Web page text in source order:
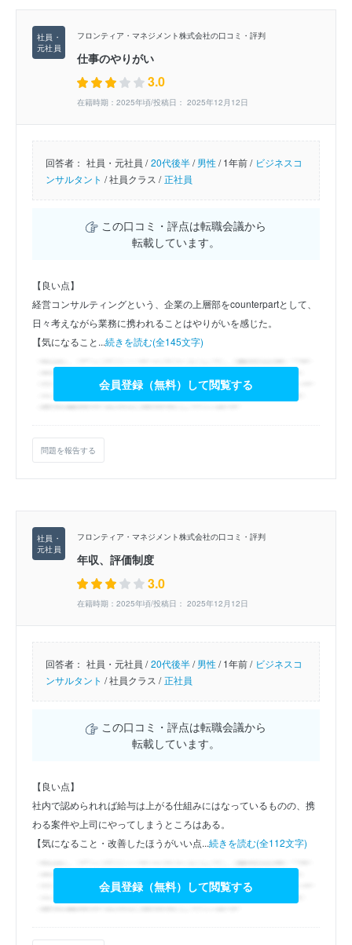
フロンティア・マネジメント株式会社の口コミ・評判
仕事のやりがい
3.0
在籍時期：2025年頃/投稿日： 2025年12月12日
回答者： 社員・元社員 / 20代後半/男性/1年前 / ビジネスコ
ンサルタント /社員クラス / 正社員
この口コミ・評点は転職会議から
転載しています。
【良い点】
経営コンサルティングという、企業の上層部をcounterpartとして、
日々考えながら業務に携われることはやりがいを感じた。
【気になること...続きを読む(全145文字)
会員登録（無料）して閲覧する
問題を報告する
フロンティア・マネジメント株式会社の口コミ・評判
年収、評価制度
3.0
在籍時期：2025年頃/投稿日： 2025年12月12日
回答者： 社員・元社員 / 20代後半/男性/1年前 / ビジネスコ
ンサルタント /社員クラス / 正社員
この口コミ・評点は転職会議から
転載しています。
【良い点】
社内で認められれば給与は上がる仕組みにはなっているものの、携
わる案件や上司にやってしまうところはある。
【気になること・改善したほうがいい点...続きを読む(全112文字)
会員登録（無料）して閲覧する